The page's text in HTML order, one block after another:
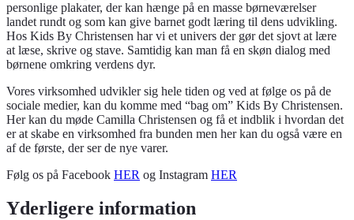
personlige plakater, der kan hænge på en masse børneværelser
landet rundt og som kan give barnet godt læring til dens udvikling.
Hos Kids By Christensen har vi et univers der gør det sjovt at lære
at læse, skrive og stave. Samtidig kan man få en skøn dialog med
børnene omkring verdens dyr.
Vores virksomhed udvikler sig hele tiden og ved at følge os på de
sociale medier, kan du komme med “bag om” Kids By Christensen.
Her kan du møde Camilla Christensen og få et indblik i hvordan det
er at skabe en virksomhed fra bunden men her kan du også være en
af de første, der ser de nye varer.
Følg os på Facebook HER og Instagram HER
Yderligere information